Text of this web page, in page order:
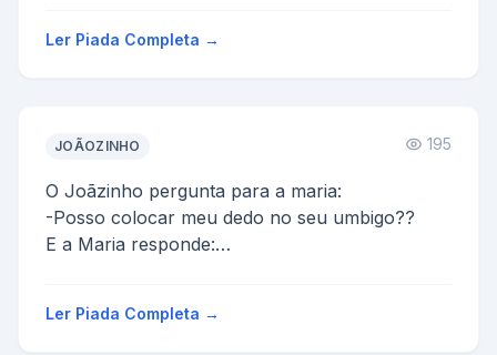
...
Ler Piada Completa →
JOÃOZINHO 195
O Joãzinho pergunta para a maria:
-Posso colocar meu dedo no seu umbigo??
E a Maria responde:
- Porque?
Ler Piada Completa →